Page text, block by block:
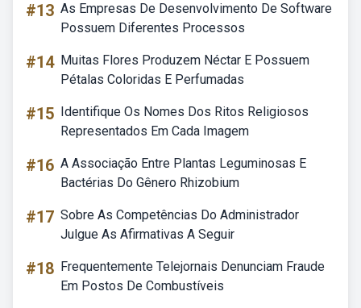
#13 As Empresas De Desenvolvimento De Software
Possuem Diferentes Processos
#14 Muitas Flores Produzem Néctar E Possuem
Pétalas Coloridas E Perfumadas
#15 Identifique Os Nomes Dos Ritos Religiosos
Representados Em Cada Imagem
#16 A Associação Entre Plantas Leguminosas E
Bactérias Do Gênero Rhizobium
#17 Sobre As Competências Do Administrador
Julgue As Afirmativas A Seguir
#18 Frequentemente Telejornais Denunciam Fraude
Em Postos De Combustíveis